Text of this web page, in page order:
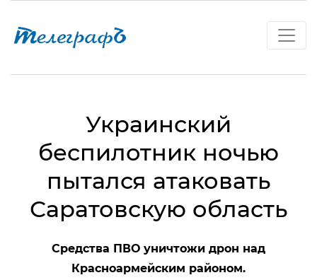
Украинский
беспилотник ночью
пытался атаковать
Саратовскую область
Средства ПВО уничтожи дрон над
Красноармейским районом.